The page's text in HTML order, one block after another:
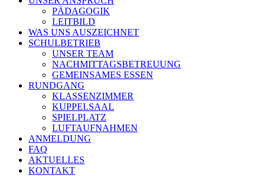
PÄDAGOGIK
LEITBILD
WAS UNS AUSZEICHNET
SCHULBETRIEB
UNSER TEAM
NACHMITTAGSBETREUUNG
GEMEINSAMES ESSEN
RUNDGANG
KLASSENZIMMER
KUPPELSAAL
SPIELPLATZ
LUFTAUFNAHMEN
ANMELDUNG
FAQ
AKTUELLES
KONTAKT